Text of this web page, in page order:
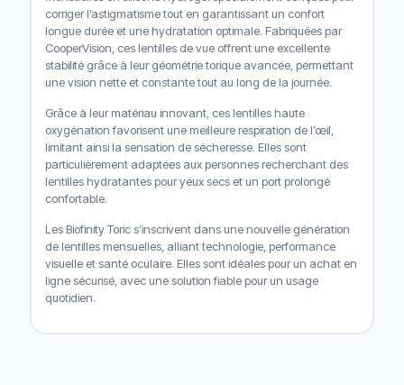
corriger l’astigmatisme tout en garantissant un confort
longue durée et une hydratation optimale. Fabriquées par
CooperVision, ces lentilles de vue offrent une excellente
stabilité grâce à leur géométrie torique avancée, permettant
une vision nette et constante tout au long de la journée.
Grâce à leur matériau innovant, ces lentilles haute
oxygénation favorisent une meilleure respiration de l’œil,
limitant ainsi la sensation de sécheresse. Elles sont
particulièrement adaptées aux personnes recherchant des
lentilles hydratantes pour yeux secs et un port prolongé
confortable.
Les Biofinity Toric s’inscrivent dans une nouvelle génération
de lentilles mensuelles, alliant technologie, performance
visuelle et santé oculaire. Elles sont idéales pour un achat en
ligne sécurisé, avec une solution fiable pour un usage
quotidien.